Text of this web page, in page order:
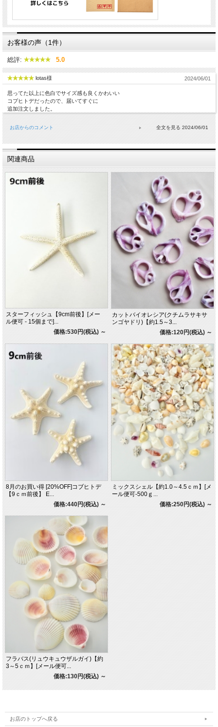
お客様の声（1件）
総評: 5.0
lotas様 2024/06/01
思ってた以上に色白でサイズ感も良くかわいい
コブヒトデだったので、届いてすぐに
追加注文しました。
お店からのコメント 2024/06/01
関連商品
スターフィッシュ【9cm前後】[メー
ル便可 - 15個まで]...
価格:530円(税込)～
カットバイオレシア(クチムラサキサ
ンゴヤドリ)【約1.5～3...
価格:120円(税込)～
8月のお買い得 [20%OFF]コブヒトデ
【9ｃｍ前後】 E...
価格:440円(税込)～
ミックスシェル【約1.0～4.5ｃｍ】[メ
ール便可-500ｇ...
価格:250円(税込)～
フラバス(リュウキュウザルガイ)【約
3～5ｃｍ】[メール便可...
価格:130円(税込)～
お店のトップへ戻る